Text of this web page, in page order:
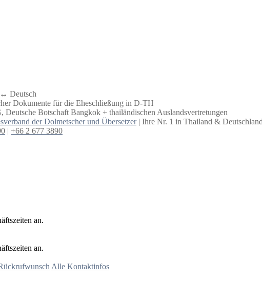
↔︎ Deutsch
Dokumente für die Eheschließung in D-TH
Deutsche Botschaft Bangkok + thailändischen Auslandsvertretungen
der Dolmetscher und Übersetzer| Ihre Nr. 1 in Thailand & Deutschland
| +66 2 677 3890
an.
an.
Alle Kontaktinfos